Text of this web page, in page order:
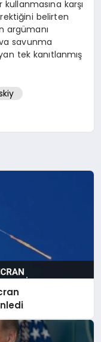
kullanmasına karşı
belirten
argümanı
savunma
tek kanıtlanmış